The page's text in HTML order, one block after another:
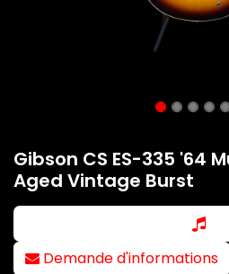
Gibson CS ES-335 '64
Aged Vintage Burst
Demande d'informations